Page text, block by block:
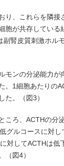
、これらを隣
が共存してい
腎皮質刺激ホル
ンの分泌能力
1細胞あたりの
た。（図3）
ころ、ACTHの
ルコースに対
対してACTHは低
（図4）